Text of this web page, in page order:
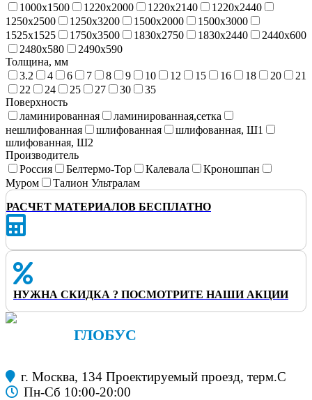
1000x1500
1220x2000 1220x2140
1220x2440
1250x2500
1250x3200 1500x2000
1500x3000
1525x1525
1750x3500 1830x2750 1830x2440
2440x600
2480x580
2490x590
Толщина, мм
3.2
4 6 7 8 9 10 12 15 16 18 20
21
22
24 25 27 30
35
Поверхность
ламинированная
ламинированная,сетка
нешлифованная
шлифованная
шлифованная, Ш1
шлифованная, Ш2
Производитель
Россия
Белтермо-Тор Калевала
Кроношпан
Муром
Талион Ультралам
РАСЧЕТ МАТЕРИАЛОВ БЕСПЛАТНО
НУЖНА СКИДКА ? ПОСМОТРИТЕ НАШИ АКЦИИ
ГЛОБУС
г. Москва, 134 Проектируемый проезд, терм.С
Пн-Сб 10:00-20:00